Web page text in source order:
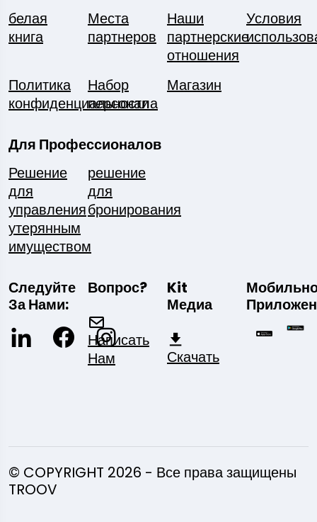
белая
книга
Места
партнеров
Наши
партнерские
отношения
Условия
Политика
конфиденциальности
Набор
персонала
Магазин
Для Профессионалов
Решение
для
управления
утерянным
имуществом
решение
для
бронирования
Следуйте
За Нами:
Вопрос?
Написать
Нам
Kit
Медиа
Скачать
© COPYRIGHT 2026 - Все права защищены
TROOV